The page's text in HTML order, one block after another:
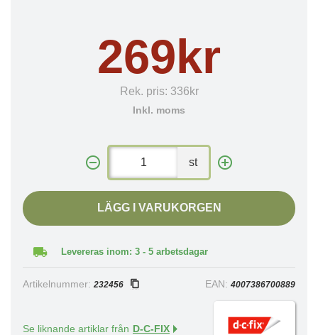
269kr
Rek. pris: 336kr
Inkl. moms
st
LÄGG I VARUKORGEN
Levereras inom: 3 - 5 arbetsdagar
Artikelnummer: 232456 EAN: 4007386700889
Se liknande artiklar från D-C-FIX